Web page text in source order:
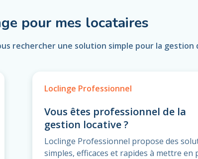
pour mes locataires
rechercher une solution simple pour la gestion
Loclinge Professionnel
Vous êtes professionnel de la
gestion locative ?
Loclinge Professionnel propose des
simples, efficaces et rapides à mettre en